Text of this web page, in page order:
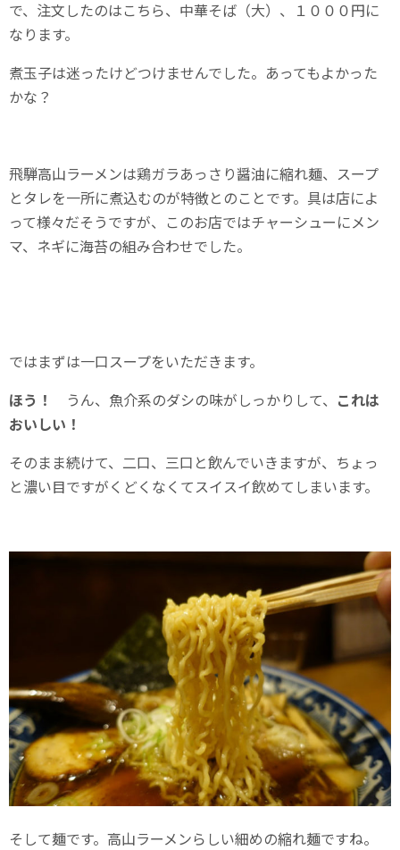
で、注文したのはこちら、中華そば（大）、１０００円に
なります。
煮玉子は迷ったけどつけませんでした。あってもよかった
かな？
飛騨高山ラーメンは鶏ガラあっさり醤油に縮れ麺、スープ
とタレを一所に煮込むのが特徴とのことです。具は店によ
って様々だそうですが、このお店ではチャーシューにメン
マ、ネギに海苔の組み合わせでした。
ではまずは一口スープをいただきます。
ほう！
うん、魚介系のダシの味がしっかりして、 これは
おいしい！
そのまま続けて、二口、三口と飲んでいきますが、ちょっ
と濃い目ですがくどくなくてスイスイ飲めてしまいます。
そして麺です。高山ラーメンらしい細めの縮れ麺ですね。